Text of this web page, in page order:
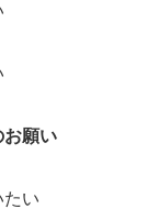
お願い
い